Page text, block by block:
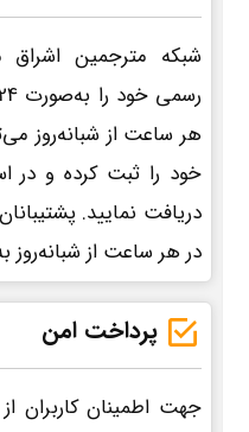
شبکه مترجمین
هر ساعت از شبانه‌روز
خود را ثبت کرده و در
دریافت نمایید.
در هر ساعت از
پرداخت امن
جهت اطمینان کاربران